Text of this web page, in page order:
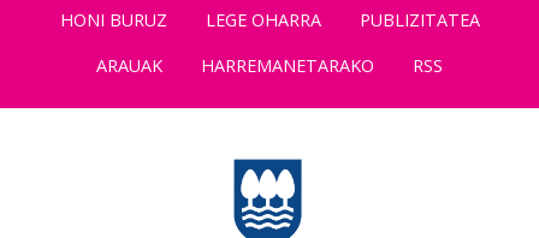
HONI BURUZ LEGE OHARRA
PUBLIZITATEA
ARAUAK
HARREMANETARAKO RSS